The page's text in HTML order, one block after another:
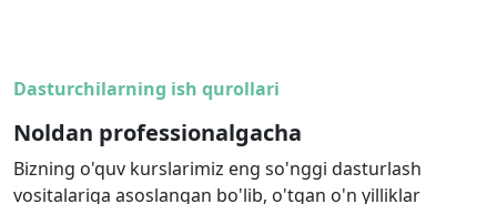
Dasturchilarning ish qurollari
Noldan professionalgacha
Bizning o'quv kurslarimiz eng so'nggi dasturlash
vositalariga asoslangan bo'lib, o'tgan o'n yilliklar